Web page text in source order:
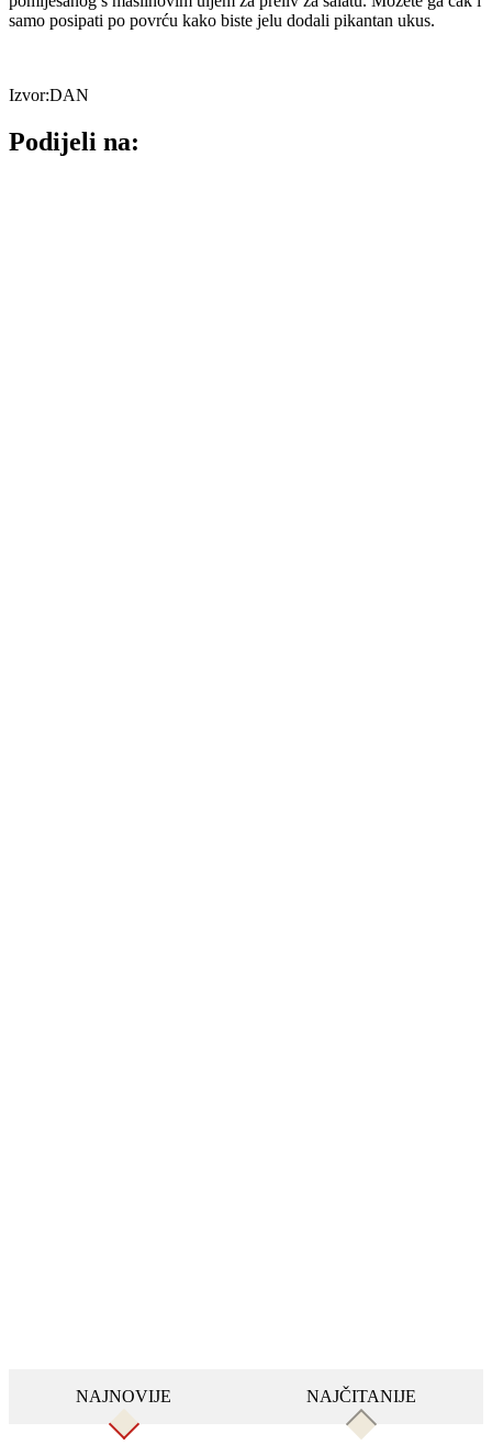
samo posipati po povrću kako biste jelu dodali pikantan ukus.
Izvor:DAN
Podijeli na:
NAJNOVIJE NAJČITANIJE